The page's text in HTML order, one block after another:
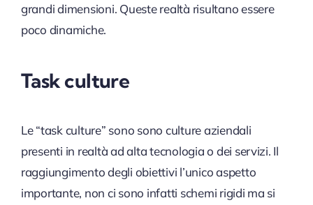
grandi dimensioni. Queste realtà risultano essere
poco dinamiche.
Task culture
Le “task culture” sono sono culture aziendali
presenti in realtà ad alta tecnologia o dei servizi. Il
raggiungimento degli obiettivi l’unico aspetto
importante, non ci sono infatti schemi rigidi ma si